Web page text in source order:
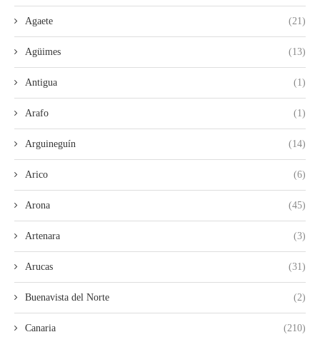
Agaete (21)
Agüimes (13)
Antigua (1)
Arafo (1)
Arguineguín (14)
Arico (6)
Arona (45)
Artenara (3)
Arucas (31)
Buenavista del Norte (2)
Canaria (210)